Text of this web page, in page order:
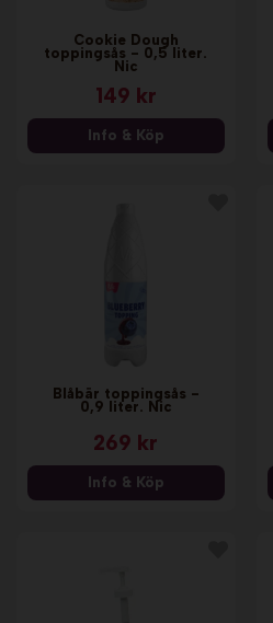
Cookie Dough
toppingsås - 0,5 liter.
Nic
149 kr
Info & Köp
Blåbär toppingsås -
0,9 liter. Nic
269 kr
Info & Köp